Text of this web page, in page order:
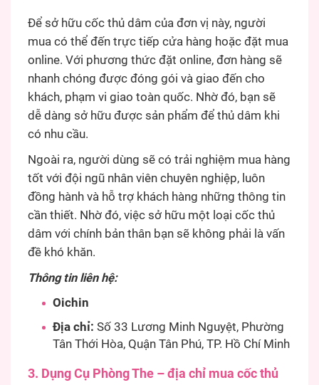
Để sở hữu cốc thủ dâm của đơn vị này, người
mua có thể đến trực tiếp cửa hàng hoặc đặt mua
online. Với phương thức đặt online, đơn hàng sẽ
nhanh chóng được đóng gói và giao đến cho
khách, phạm vi giao toàn quốc. Nhờ đó, bạn sẽ
dễ dàng sở hữu được sản phẩm để thủ dâm khi
có nhu cầu.
Ngoài ra, người dùng sẽ có trải nghiệm mua hàng
tốt với đội ngũ nhân viên chuyên nghiệp, luôn
đồng hành và hỗ trợ khách hàng những thông tin
cần thiết. Nhờ đó, việc sở hữu một loại cốc thủ
dâm với chính bản thân bạn sẽ không phải là vấn
đề khó khăn.
Thông tin liên hệ:
Oichin
Địa chỉ: Số 33 Lương Minh Nguyệt, Phường
Tân Thới Hòa, Quận Tân Phú, TP. Hồ Chí Minh
3. Dụng Cụ Phòng The – địa chỉ mua cốc thủ